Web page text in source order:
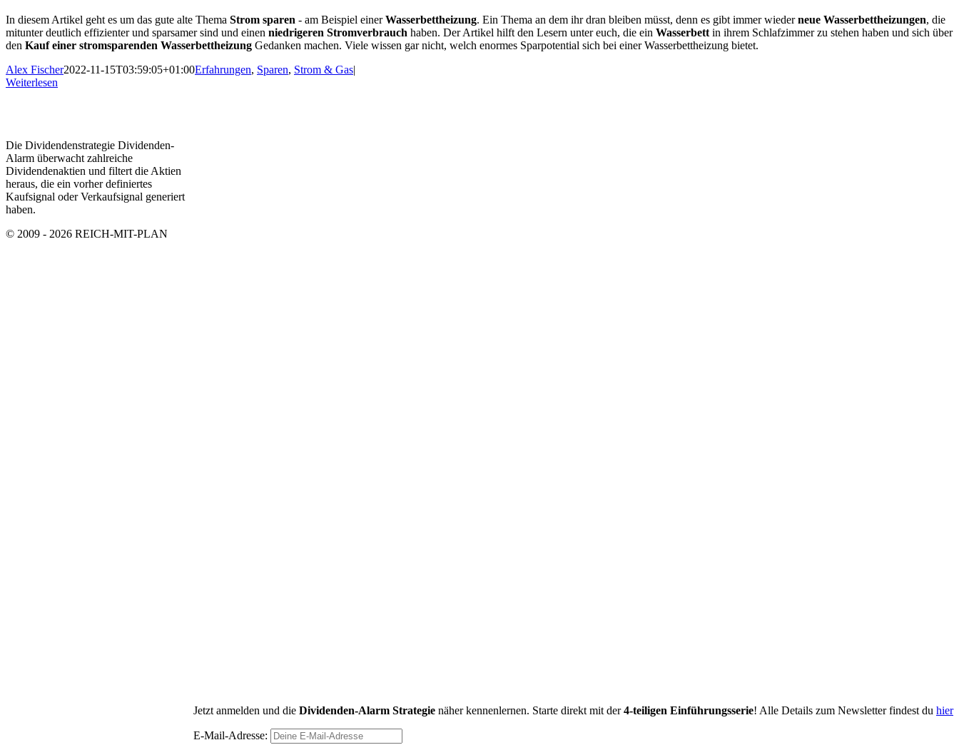
In diesem Artikel geht es um das gute alte Thema Strom sparen - am Beispiel einerWasserbettheizung. Ein Thema an dem ihr dran bleiben müsst, denn es gibt immer wiederneue Wasserbettheizungen, die
mitunter deutlich effizienter und sparsamer sind und einen niedrigeren Stromverbrauch haben. Der Artikel hilft den Lesern unter euch, die ein Wasserbett in ihrem Schlafzimmer zu stehen haben und sich über
den Kauf einer stromsparenden Wasserbettheizung Gedanken machen. Viele wissen gar nicht, welch enormes Sparpotential sich bei einer Wasserbettheizung bietet.
Alex Fischer2022-11-15T03:59:05+01:00Erfahrungen, Sparen, Strom & Gas|
Weiterlesen
Jetzt anmelden und die Dividenden-Alarm Strategie näher kennenlernen. Starte direkt mit der4-teiligen Einführungsserie! Alle Details zum Newsletter findest du hier
E-Mail-Adresse:
Die Dividendenstrategie Dividenden-
Alarm überwacht zahlreiche
Dividendenaktien und filtert die Aktien
heraus, die ein vorher definiertes
Kaufsignal oder Verkaufsignal generiert
haben.
© 2009 - 2026 REICH-MIT-PLAN